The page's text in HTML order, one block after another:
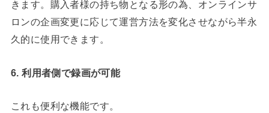
きます。購入者様の持ち物となる形の為、オンラインサ
ロンの企画変更に応じて運営方法を変化させながら半永
久的に使用できます。
6. 利用者側で録画が可能
これも便利な機能です。